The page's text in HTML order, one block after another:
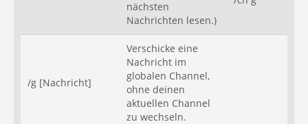
nächsten
Nachrichten lesen.)
/g [Nachricht]
Verschicke eine
Nachricht im
globalen Channel,
ohne deinen
aktuellen Channel
zu wechseln.